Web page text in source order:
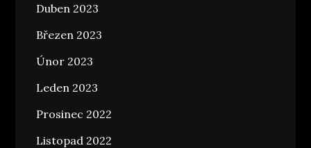
Duben 2023
Březen 2023
Únor 2023
Leden 2023
Prosinec 2022
Listopad 2022